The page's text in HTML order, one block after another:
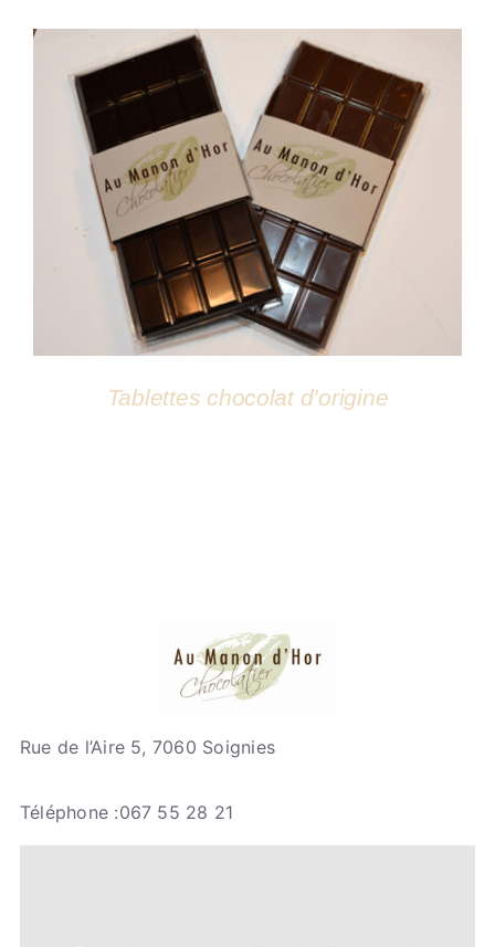
Atelier
DÉTAILS
Tablettes chocolat d’origine
Rue de l’Aire 5, 7060 Soignies
Téléphone :067 55 28 21